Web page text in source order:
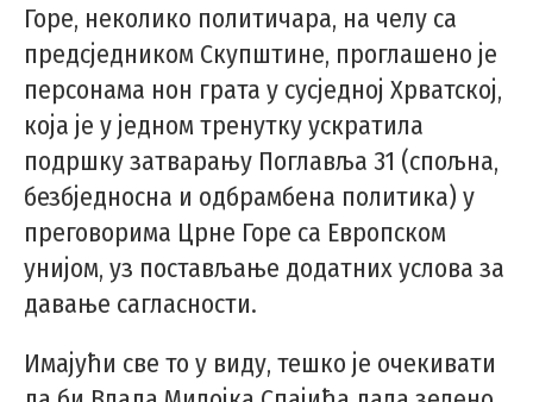
Горе, неколико политичара, на челу са
предсједником Скупштине, проглашено је
персонама нон грата у сусједној Хрватској,
која је у једном тренутку ускратила
подршку затварању Поглавља 31 (спољна,
безбједносна и одбрамбена политика) у
преговорима Црне Горе са Европском
унијом, уз постављање додатних услова за
давање сагласности.
Имајући све то у виду, тешко је очекивати